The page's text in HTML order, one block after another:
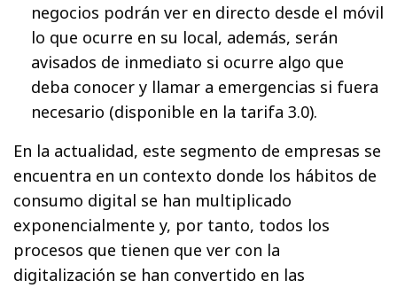
negocios podrán ver en directo desde el móvil
lo que ocurre en su local, además, serán
avisados de inmediato si ocurre algo que
deba conocer y llamar a emergencias si fuera
necesario (disponible en la tarifa 3.0).
En la actualidad, este segmento de empresas se
encuentra en un contexto donde los hábitos de
consumo digital se han multiplicado
exponencialmente y, por tanto, todos los
procesos que tienen que ver con la
digitalización se han convertido en las